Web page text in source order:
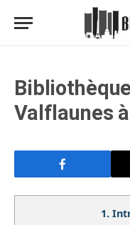
Valflaunes
1.